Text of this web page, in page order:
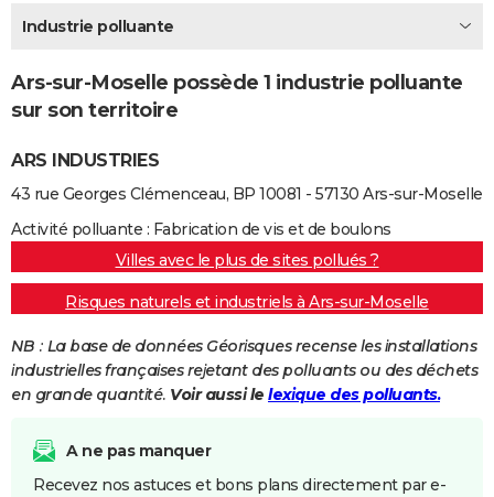
Destinations
City break
Voyage nature
Voyage de noces
Forum
Climat
+PHOTO
GUIDES D'ACHAT
BONS PLANS
CARTE DE VOEUX
Carte de Noël
Carte Bonne année
Carte Saint-Valentin
Carte Pâques
Carte d'anniversaire
DICTIONNAIRE
Dictionnaire
Biographies
Citations
Expressions
Proverbes
PROGRAMME TV
COPAINS D'AVANT
AVIS DE DÉCÈS
Industrie polluante
Ars-sur-Moselle possède 1 industrie polluante
sur son territoire
ARS INDUSTRIES
43 rue Georges Clémenceau, BP 10081 - 57130 Ars-sur-Moselle
Activité polluante : Fabrication de vis et de boulons
Villes avec le plus de sites pollués ?
Risques naturels et industriels à Ars-sur-Moselle
NB : La base de données Géorisques recense les installations
industrielles françaises rejetant des polluants ou des déchets
en grande quantité. Voir aussi le lexique des polluants.
A ne pas manquer
Recevez nos astuces et bons plans directement par e-